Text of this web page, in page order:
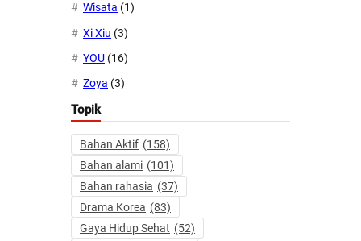
Wisata (1)
Xi Xiu (3)
YOU (16)
Zoya (3)
Topik
Bahan Aktif (158)
Bahan alami (101)
Bahan rahasia (37)
Drama Korea (83)
Gaya Hidup Sehat (52)